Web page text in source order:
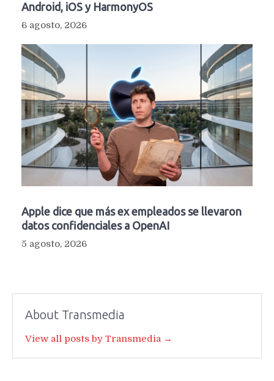
Android, iOS y HarmonyOS
6 agosto, 2026
Apple dice que más ex empleados se llevaron
datos confidenciales a OpenAI
5 agosto, 2026
About Transmedia
View all posts by Transmedia →